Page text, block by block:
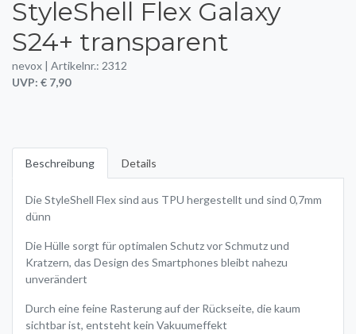
StyleShell Flex Galaxy
S24+ transparent
nevox | Artikelnr.: 2312
UVP: € 7,90
Beschreibung Details
Die StyleShell Flex sind aus TPU hergestellt und sind 0,7mm
dünn
Die Hülle sorgt für optimalen Schutz vor Schmutz und
Kratzern, das Design des Smartphones bleibt nahezu
unverändert
Durch eine feine Rasterung auf der Rückseite, die kaum
sichtbar ist, entsteht kein Vakuumeffekt